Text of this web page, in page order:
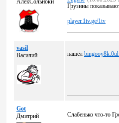
Грузины
player.1tv.ge/1tv
vasil
Василий
нашёл
Got
Дмитрий
Слабенько что-то